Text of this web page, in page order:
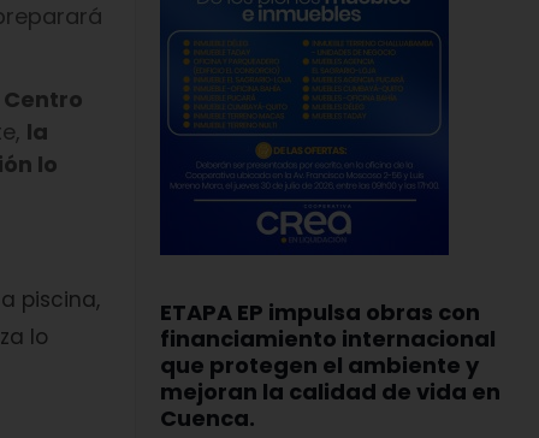
Centro
la
lo
piscina,
lo
ETAPA EP impulsa obras con
financiamiento internacional
que protegen el ambiente y
mejoran la calidad de vida en
Cuenca.